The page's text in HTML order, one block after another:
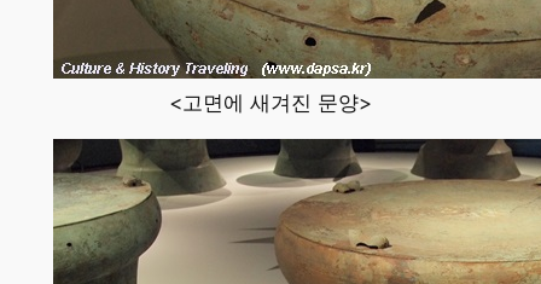
<고면에 새겨진 문양>